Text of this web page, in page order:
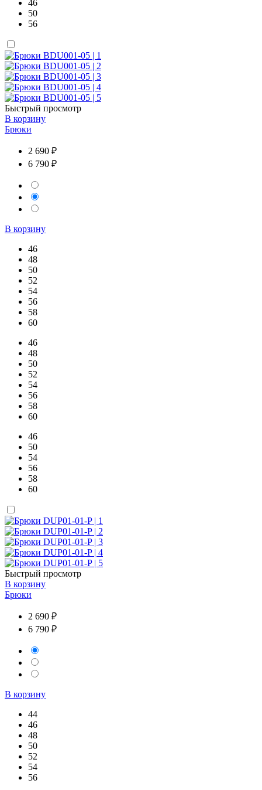
46
50
56
Быстрый просмотр
В корзину
Брюки
2 690 ₽
6 790 ₽
В корзину
46
48
50
52
54
56
58
60
46
48
50
52
54
56
58
60
46
50
54
56
58
60
Быстрый просмотр
В корзину
Брюки
2 690 ₽
6 790 ₽
В корзину
44
46
48
50
52
54
56